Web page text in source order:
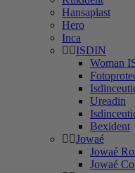
Hansaplast
Hero
Inca
ISDIN
Woman
Ureadin
Bexident
Jowaé
Jowaé
Jowaé